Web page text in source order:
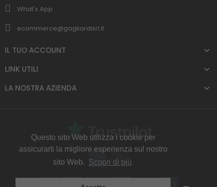
Questo sito Web utilizza i cookie per
assicurarti la migliore esperienza sul nostro
sito Web. Scopri di più
What's App
ecommerce@gagliardisrl.it
IL TUO ACCOUNT
LINK UTILI
LA NOSTRA AZIENDA